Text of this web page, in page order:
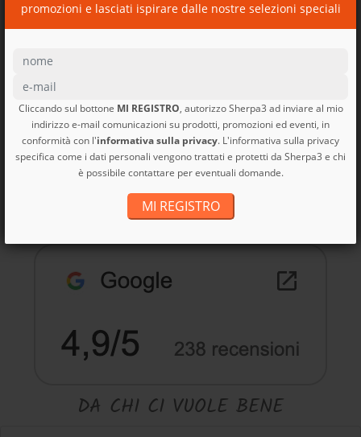
promozioni e lasciati ispirare dalle nostre selezioni speciali
Cliccando sul bottone MI REGISTRO , autorizzo Sherpa3 ad inviare al mio
indirizzo e-mail comunicazioni su prodotti, promozioni ed eventi, in
conformità con l'informativa sulla privacy. L'informativa sulla privacy
specifica come i dati personali vengono trattati e protetti da Sherpa3 e chi
è possibile contattare per eventuali domande.
MI REGISTRO
Borsa viaggio Black Hole
Black Hole MLC Patagonia
DA CHI CI VUOLE BENE